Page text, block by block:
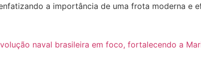
a importância de uma frota moderna e
naval brasileira em foco, fortalecendo a